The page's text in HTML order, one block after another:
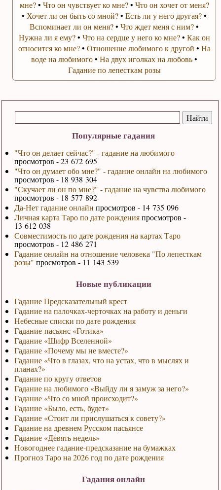
Популярные гадания
"Что он делает сейчас?" - гадание на любимого
просмотров - 23 672 695
"Что он думает обо мне?" - гадание онлайн на любимого
просмотров - 18 938 304
"Скучает ли он по мне?" - гадание на чувства любимого
просмотров - 18 577 892
Да-Нет гадание онлайн просмотров - 14 735 096
Личная карта Таро по дате рожденияпросмотров -
13 612 038
Совместимость по дате рождения на картах Таро
просмотров - 12 486 271
Гадание онлайн на отношение человека "По лепесткам
розы" просмотров - 11 143 539
Новые публикации
Гадание Предсказательный крест
Гадание на палочках-черточках на работу и деньги
Небесные списки по дате рождения
Гадание-пасьянс «Готика»
Гадание «Шифр Вселенной»
Гадание «Почему мы не вместе?»
Гадание «Что в глазах, что на устах, что в мыслях и
планах?»
Гадание по кругу ответов
Гадание на любимого «Выйду ли я замуж за него?»
Гадание «Что со мной происходит?»
Гадание «Было, есть, будет»
Гадание «Стоит ли прислушаться к совету?»
Гадание на древнем Русском пасьянсе
Гадание «Девять недель»
Новогоднее гадание-предсказание на бумажках
Прогноз Таро на 2026 год по дате рождения
Гадания онлайн
мне?• Что он чувствует ко мне?• Что он хочет от меня?
• Хочет ли он быть со мной?•Есть ли у него другая?•
Вспоминает ли он меня?•Что ждет меня с ним?•
Нужна ли я ему?• Что на сердце у него ко мне?• Как он
относится ко мне?• Отношение любимого к другой • На
воде на любимого•На двух иголках на любовь•
Гадание по лепесткам розы